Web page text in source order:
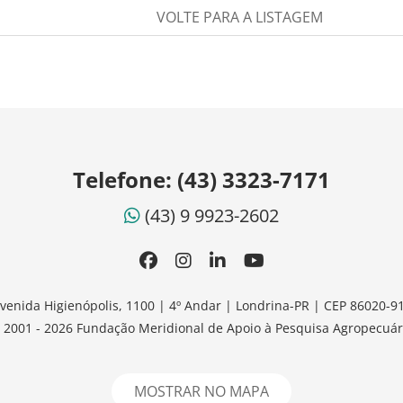
VOLTE PARA A LISTAGEM
Telefone: (43) 3323-7171
(43) 9 9923-2602
Higienópolis, 1100 | 4º Andar | Londrina-PR | CEP 86020-
- 2026 Fundação Meridional de Apoio à Pesquisa
MOSTRAR NO MAPA